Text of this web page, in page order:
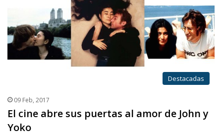
Destacadas
09 Feb, 2017
El cine abre sus puertas al amor de John y
Yoko